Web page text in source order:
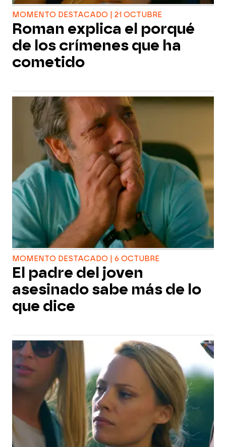
MOMENTO DESTACADO | 21 OCTUBRE
Roman explica el porqué
de los crímenes que ha
cometido
MOMENTO DESTACADO | 6 OCTUBRE
El padre del joven
asesinado sabe más de lo
que dice